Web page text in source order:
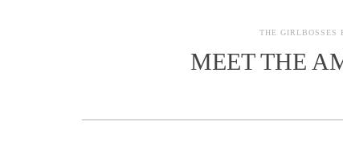
THE GIRLBOSSES
MEET THE